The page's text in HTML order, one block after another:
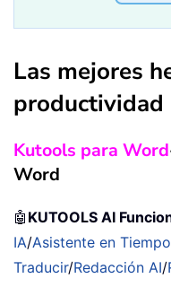
Las mejores
productividad
Kutools para Word
Word
🤖 KUTOOLS AI
IA/Asistente en
Traducir/Redacción AI/